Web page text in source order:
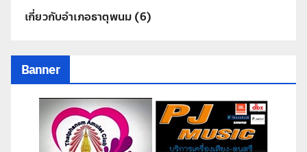
เกี่ยวกับอำเภอธาตุพนม (6)
Banner